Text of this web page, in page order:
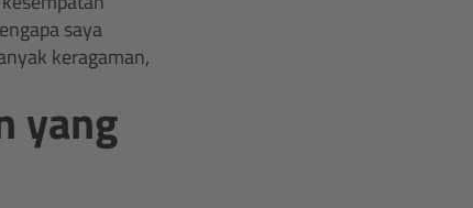
saya
keragaman,
yang